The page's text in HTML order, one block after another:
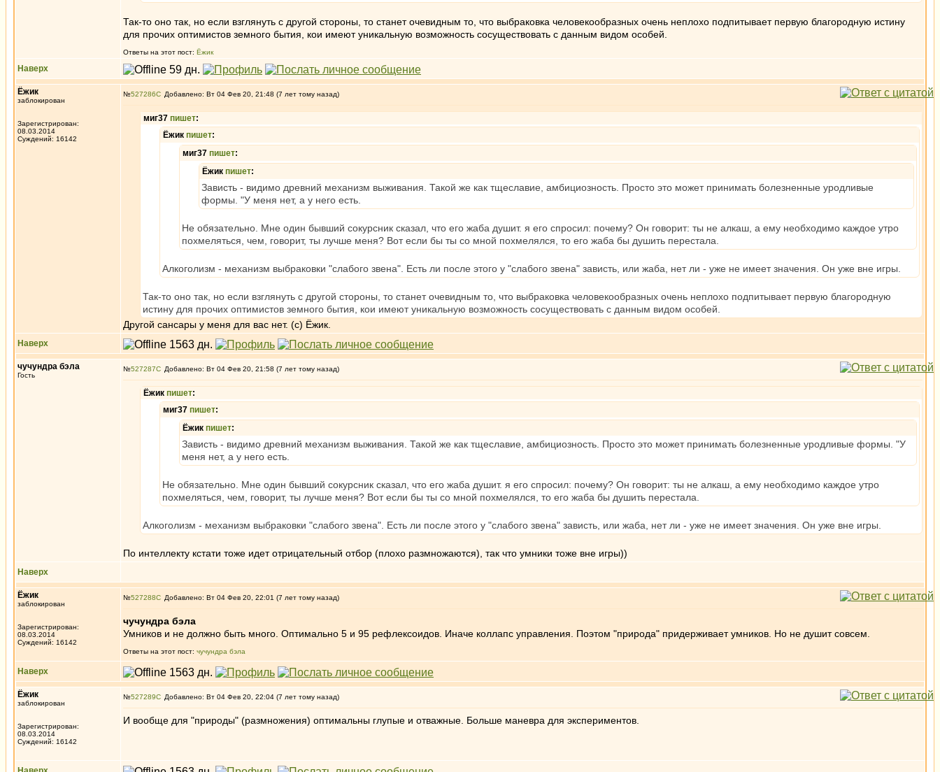
Так-то оно так, но если взглянуть с другой стороны, то станет очевидным то, что выбраковка человекообразных очень неплохо подпитывает первую благородную истину
для прочих оптимистов земного бытия, кои имеют уникальную возможность сосуществовать с данным видом особей.
Ответы на этот пост: Ёжик
Наверх
Ёжик
заблокирован
Зарегистрирован:
08.03.2014
Суждений: 16142
№527286 Добавлено: Вт 04 Фев 20, 21:48 (7 лет тому назад)
миг37 пишет:
Ёжик пишет:
миг37 пишет:
Ёжик пишет:
Зависть - видимо древний механизм выживания. Такой же как тщеславие, амбициозность. Просто это может принимать болезненные уродливые
формы. "У меня нет, а у него есть.
Не обязательно. Мне один бывший сокурсник сказал, что его жаба душит. я его спросил: почему? Он говорит: ты не алкаш, а ему необходимо каждое утро
похмеляться, чем, говорит, ты лучше меня? Вот если бы ты со мной похмелялся, то его жаба бы душить перестала.
Алкоголизм - механизм выбраковки "слабого звена". Есть ли после этого у "слабого звена" зависть, или жаба, нет ли - уже не имеет значения. Он уже вне игры.
Так-то оно так, но если взглянуть с другой стороны, то станет очевидным то, что выбраковка человекообразных очень неплохо подпитывает первую благородную
истину для прочих оптимистов земного бытия, кои имеют уникальную возможность сосуществовать с данным видом особей.
Другой сансары у меня для вас нет. (с) Ёжик.
Наверх
чучундра бэла
Гость
№527287 Добавлено: Вт 04 Фев 20, 21:58 (7 лет тому назад)
Ёжик пишет:
миг37 пишет:
Ёжик пишет:
Зависть - видимо древний механизм выживания. Такой же как тщеславие, амбициозность. Просто это может принимать болезненные уродливые формы. "У
меня нет, а у него есть.
Не обязательно. Мне один бывший сокурсник сказал, что его жаба душит. я его спросил: почему? Он говорит: ты не алкаш, а ему необходимо каждое утро
похмеляться, чем, говорит, ты лучше меня? Вот если бы ты со мной похмелялся, то его жаба бы душить перестала.
Алкоголизм - механизм выбраковки "слабого звена". Есть ли после этого у "слабого звена" зависть, или жаба, нет ли - уже не имеет значения. Он уже вне игры.
По интеллекту кстати тоже идет отрицательный отбор (плохо размножаются), так что умники тоже вне игры))
Наверх
Ёжик
заблокирован
Зарегистрирован:
08.03.2014
Суждений: 16142
№527288 Добавлено: Вт 04 Фев 20, 22:01 (7 лет тому назад)
чучундра бэла
Умников и не должно быть много. Оптимально 5 и 95 рефлексоидов. Иначе коллапс управления. Поэтом "природа" придерживает умников. Но не душит совсем.
Ответы на этот пост: чучундра бэла
Наверх
Ёжик
заблокирован
Зарегистрирован:
08.03.2014
Суждений: 16142
№527289 Добавлено: Вт 04 Фев 20, 22:04 (7 лет тому назад)
И вообще для "природы" (размножения) оптимальны глупые и отважные. Больше маневра для экспериментов.